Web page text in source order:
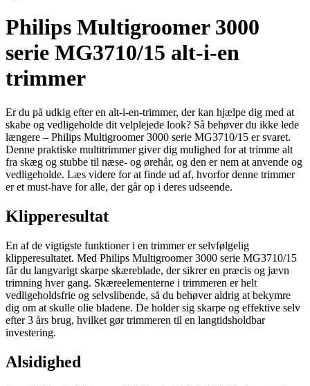
Philips Multigroomer 3000
serie MG3710/15 alt-i-en
trimmer
Er du på udkig efter en alt-i-en-trimmer, der kan hjælpe dig med at
skabe og vedligeholde dit velplejede look? Så behøver du ikke lede
længere – Philips Multigroomer 3000 serie MG3710/15 er svaret.
Denne praktiske multitrimmer giver dig mulighed for at trimme alt
fra skæg og stubbe til næse- og ørehår, og den er nem at anvende og
vedligeholde. Læs videre for at finde ud af, hvorfor denne trimmer
er et must-have for alle, der går op i deres udseende.
Klipperesultat
En af de vigtigste funktioner i en trimmer er selvfølgelig
klipperesultatet. Med Philips Multigroomer 3000 serie MG3710/15
får du langvarigt skarpe skæreblade, der sikrer en præcis og jævn
trimning hver gang. Skæreelementerne i trimmeren er helt
vedligeholdsfrie og selvslibende, så du behøver aldrig at bekymre
dig om at skulle olie bladene. De holder sig skarpe og effektive selv
efter 3 års brug, hvilket gør trimmeren til en langtidsholdbar
investering.
Alsidighed